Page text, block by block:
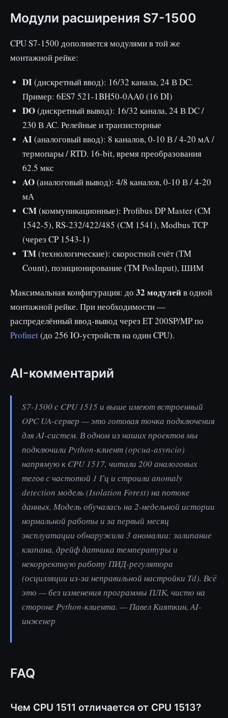
Модули расширения S7-1500
CPU S7-1500 дополняется модулями в той же
монтажной рейке:
DI(дискретный ввод): 16/32 канала, 24 В DC.
Пример: 6ES7 521-1BH50-0AA0 (16 DI)
DO(дискретный вывод): 16/32 канала, 24 В DC /
230 В AC. Релейные и транзисторные
AI(аналоговый ввод): 8 каналов, 0-10 В / 4-20 мА /
термопары / RTD. 16-bit, время преобразования
62.5 мкс
AO(аналоговый вывод): 4/8 каналов, 0-10 В / 4-20
мА
CM(коммуникационные): Profibus DP Master (CM
1542-5), RS-232/422/485 (CM 1541), Modbus TCP
(через CP 1543-1)
TM(технологические): скоростной счёт (TM
Count), позиционирование (TM PosInput), ШИМ
Максимальная конфигурация: до 32 модулейв одной
монтажной рейке. При необходимости —
распределённый ввод-вывод через ET 200SP/MP по
Profinet(до 256 IO-устройств на один CPU).
AI-комментарий
S7-1500 с CPU 1515 и выше имеют встроенный
OPC UA-сервер — это готовая точка подключения
для AI-систем. В одном из наших проектов мы
подключили Python-клиент (opcua-asyncio)
напрямую к CPU 1517, читали 200 аналоговых
тегов с частотой 1 Гц и строили anomaly
detection модель (Isolation Forest) на потоке
данных. Модель обучалась на 2-недельной истории
нормальной работы и за первый месяц
эксплуатации обнаружила 3 аномалии: залипание
клапана, дрейф датчика температуры и
некорректную работу ПИД-регулятора
(осцилляции из-за неправильной настройки Td). Всё
это — без изменения программы ПЛК, чисто на
стороне Python-клиента. — Павел Кияткин, AI-
инженер
FAQ
Чем CPU 1511 отличается от CPU 1513?